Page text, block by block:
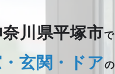
川県平塚市で
玄関・ドアの